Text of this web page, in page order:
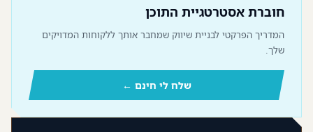
חוברת אסטרטגיית התוכן
המדריך הפרקטי לבניית שיווק שמחבר אותך ללקוחות המדויקים
שלך.
שלח לי חינם ←